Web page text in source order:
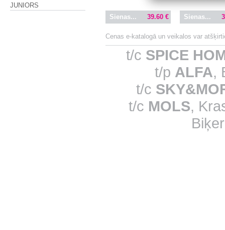
39.60 €
Sienas... Sienas...
Cenas e-katalogā un veikalos var
JUNIORS
t/c SPICE
t/p ALFA,
t/c
t/c MOLS,